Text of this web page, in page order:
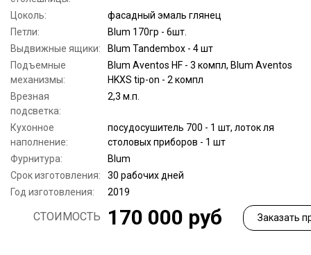
Цоколь:
фасадный эмаль глянец
Петли:
Blum 170гр - 6шт.
Выдвижные ящики:
Blum Tandembox - 4 шт
Подъемные
механизмы:
Blum Aventos HF - 3 компл, Blum Aventos
HKXS tip-on - 2 компл
Врезная
подсветка:
2,3 м.п.
Кухонное
наполнение:
посудосушитель 700 - 1 шт, лоток ля
столовых приборов - 1 шт
Фурнитура:
Blum
Срок изготовления:
30 рабочих дней
Год изготовления:
2019
СТОИМОСТЬ 170 000 руб Заказать